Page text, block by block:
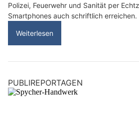
Polizei, Feuerwehr und Sanität per
Smartphones auch schriftlich erreichen.
Weiterlesen
PUBLIREPORTAGEN